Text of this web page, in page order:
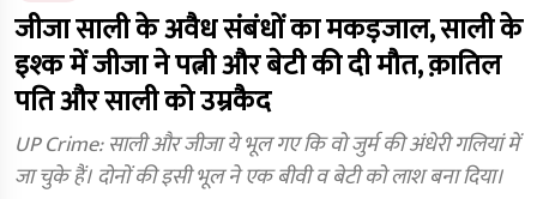
जीजा साली के अवैध संबंधों का मकड़जाल, साली के
इश्क में जीजा ने पत्नी और बेटी की दी मौत, क़ातिल
पति और साली को उम्रकैद
UP Crime: साली और जीजा ये भूल गए कि वो जुर्म की अंधेरी गलियां में
जा चुके हैं। दोनों की इसी भूल ने एक बीवी व बेटी को लाश बना दिया।